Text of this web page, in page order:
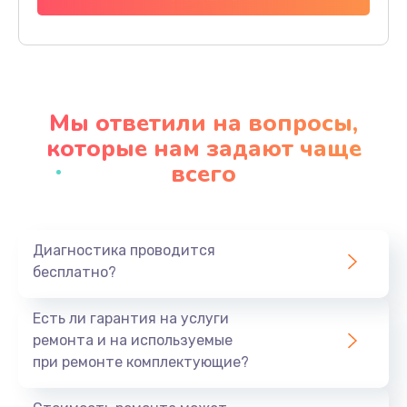
Заказать
Профилактическая чистка
Заказать
1440 руб.
Мы ответили на вопросы,
которые нам задают чаще
всего
Диагностика проводится
бесплатно?
Есть ли гарантия на услуги
ремонта и на используемые
при ремонте комплектующие?